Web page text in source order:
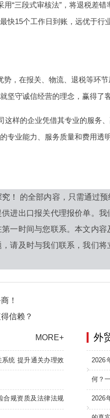
“三段式审核法”，将退税差
快15个工作日到账，远优于行
，在报关、物流、退税等环
坚守诚信经营的理念，赢得了
样的企业凭借其专业的服务
专业能力、服务质量和费用透
！ 的全部内容，只需通过
进出口报关代理报价单。
一时间与您联系。本文内
请及时与我们联系，我们
！
信赖？
外
2026
何？
2026
MORE+
统 提升通关办理效
合规资质及法律法规